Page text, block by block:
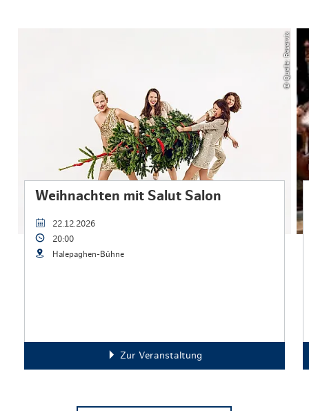
© Quelle: Reservix
Weihnachten mit Salut Salon
22.12.2026
20:00
Halepaghen-Bühne
Zur Veranstaltung